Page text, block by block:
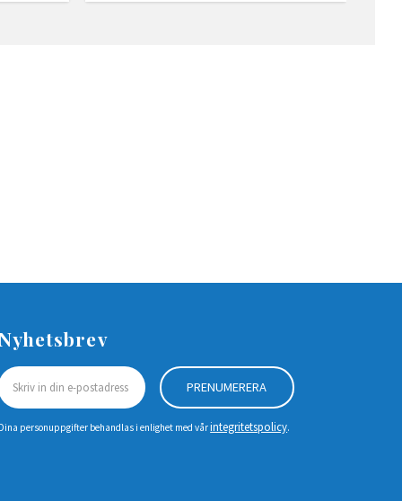
PRENUMERERA
Dina personuppgifter behandlas i enlighet med vårintegritetspolicy.